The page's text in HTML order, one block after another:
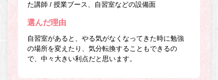
た講師 / 授業ブース、自習室などの設備面
選んだ理由
自習室があると、やる気がなくなってきた時に勉強
の場所を変えたり、気分転換することもできるの
で、中々大きい利点だと思います。